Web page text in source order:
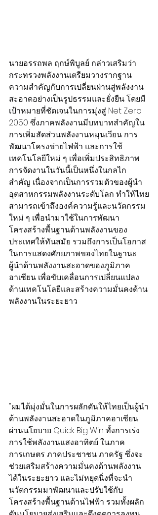
นายอรรถพล ฤกษ์พิบูลย์ กล่าวเสริมว่า
กระทรวงพลังงานเตรียมวางรากฐาน
ความสำคัญกับการเปลี่ยนผ่านสู่พลังงาน
สะอาดอย่างเป็นรูปธรรมและยั่งยืน โดยมี
เป้าหมายที่ชัดเจนในการมุ่งสู่ Net Zero
2050 ซึ่งภาคพลังงานมีบทบาทสำคัญใน
การเพิ่มสัดส่วนพลังงานหมุนเวียน การ
พัฒนาโครงข่ายไฟฟ้า และการใช้
เทคโนโลยีใหม่ ๆ เพื่อเพิ่มประสิทธิภาพ
การจัดงานในวันนี้เป็นหนึ่งในกลไก
สำคัญ เนื่องจากเป็นการรวมตัวของผู้นำ
อุตสาหกรรมพลังงานระดับโลก ทำให้ไทย
สามารถเข้าถึงองค์ความรู้และนวัตกรรม
ใหม่ ๆ เพื่อนำมาใช้ในการพัฒนา
โครงสร้างพื้นฐานด้านพลังงานของ
ประเทศให้ทันสมัย รวมถึงการเป็นโอกาส
ในการแสดงศักยภาพของไทยในฐานะ
ผู้นำด้านพลังงานสะอาดของภูมิภาค
อาเซียน เพื่อขับเคลื่อนการเปลี่ยนแปลง
ด้านเทคโนโลยีและสร้างความมั่นคงด้าน
พลังงานในระยะยาว
"ผมได้มุ่งมั่นในการผลักดันให้ไทยเป็นผู้นำ
ด้านพลังงานสะอาดในภูมิภาคอาเซียน
ผ่านนโยบาย Quick Big Win ทั้งการเร่ง
การใช้พลังงานแสงอาทิตย์ ในภาค
การเกษตร ภาคประชาชน ภาครัฐ ซึ่งจะ
ช่วยเสริมสร้างความมั่นคงด้านพลังงาน
ได้ในระยะยาว และไม่หยุดนิ่งที่จะนำ
นวัตกรรมมาพัฒนาและปรับใช้กับ
โครงสร้างพื้นฐานด้านไฟฟ้า รวมทั้งผลัก